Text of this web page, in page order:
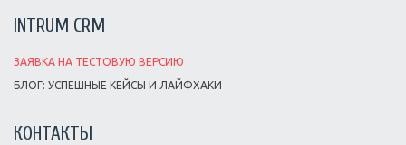
INTRUM CRM
ЗАЯВКА НА ТЕСТОВУЮ ВЕРСИЮ
БЛОГ: УСПЕШНЫЕ КЕЙСЫ И ЛАЙФХАКИ
КОНТАКТЫ